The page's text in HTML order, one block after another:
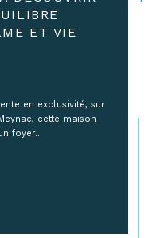
ET VIE
en exclusivité, sur
cette maison
foyer...